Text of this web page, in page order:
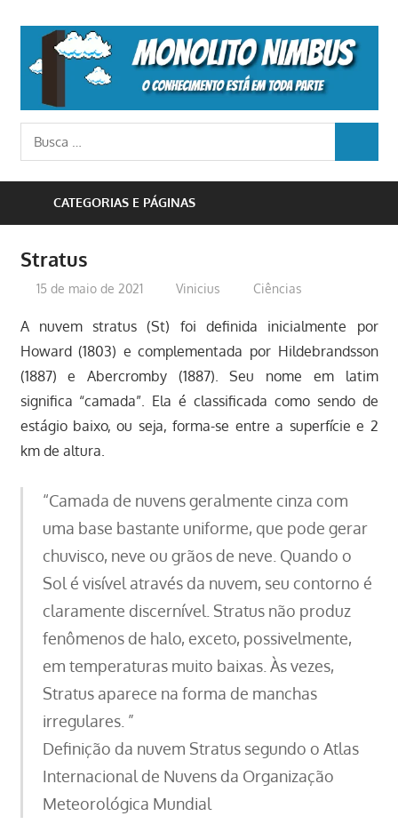
content
o
conhecimento
Busca
para:
CATEGORIAS E PÁGINAS
Stratus
15 de maio de 2021 Vinicius Ciências
A nuvem stratus (St) foi definida inicialmente por
Howard (1803) e complementada por Hildebrandsson
(1887) e Abercromby (1887). Seu nome em latim
significa “camada”. Ela é classificada como sendo de
estágio baixo, ou seja, forma-se entre a superfície e 2
km de altura.
“Camada de nuvens geralmente cinza com
uma base bastante uniforme, que pode gerar
chuvisco, neve ou grãos de neve. Quando o
Sol é visível através da nuvem, seu contorno é
claramente discernível. Stratus não produz
fenômenos de halo, exceto, possivelmente,
em temperaturas muito baixas. Às vezes,
Stratus aparece na forma de manchas
irregulares. ”
Definição da nuvem Stratus segundo o Atlas
Internacional de Nuvens da Organização
Meteorológica Mundial